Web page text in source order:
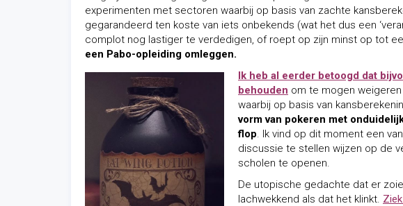
experimenten met sectoren waarbij op basis van zachte
gegarandeerd ten koste van iets onbekends (wat het dus een
complot nog lastiger te verdedigen, of roept op zijn minst op tot
een Pabo-opleiding omleggen.
Ik heb al eerder betoogd dat
behouden om te mogen
waarbij op basis van
vorm van pokeren met
flop. Ik vind op dit moment een
discussie te stellen wijzen op de
scholen te openen.
De utopische gedachte dat er
lachwekkend als dat het klinkt.